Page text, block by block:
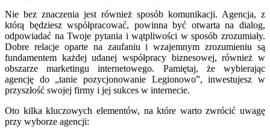
Nie bez znaczenia jest również sposób komunikacji. Agencja, z
którą będziesz współpracować, powinna być otwarta na dialog,
odpowiadać na Twoje pytania i wątpliwości w sposób zrozumiały.
Dobre relacje oparte na zaufaniu i wzajemnym zrozumieniu są
fundamentem każdej udanej współpracy biznesowej, również w
obszarze marketingu internetowego. Pamiętaj, że wybierając
agencję do „tanie pozycjonowanie Legionowo”, inwestujesz w
przyszłość swojej firmy i jej sukces w internecie.
Oto kilka kluczowych elementów, na które warto zwrócić uwagę
przy wyborze agencji: